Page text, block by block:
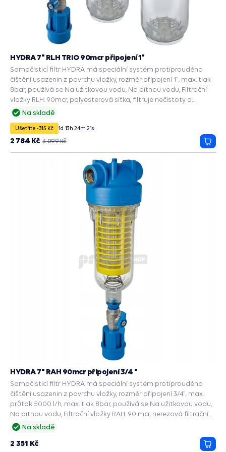
Na skladě
HYDRA 7" RLH TRIO 90mcr připojení 1"
Samočisticí filtr HYDRA má speciální systém protiproudého
čištění usazenin z povrchu vložky, rozměr připojení 1", max. tlak
8bar, používá se Na užitkovou vodu, Na pitnou vodu, Filtrační
vložky RLH: 90mcr, polyesterová síťka, filtruje nečistoty a
usazeniny.
Ušetříte -315 Kč 1d 13h 24m 20s
3 099 Kč
2 784 Kč
do
Na skladě
HYDRA 7" RAH 90mcr připojení 3/4 "
Samočisticí filtr HYDRA má speciální systém protiproudého
čištění usazenin z povrchu vložky, rozměr připojení 3/4", max.
průtok 5000 l/h, max. tlak 8bar, používá se Na užitkovou vodu,
Na pitnou vodu, Filtrační vložky RAH: 90 mcr, nerezová filtrační
síťka filtruje nečistoty a usazeniny.
2 351 Kč